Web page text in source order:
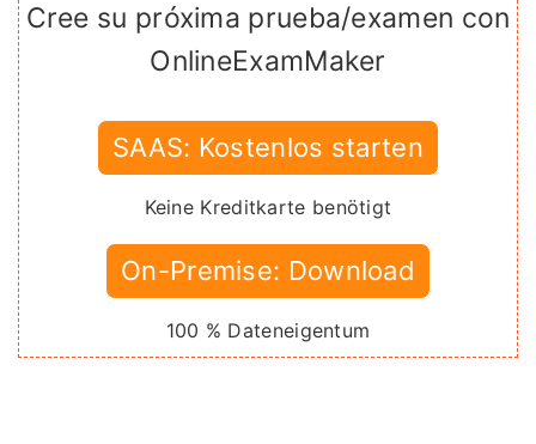
Cree su próxima prueba/examen con
OnlineExamMaker
SAAS: Kostenlos starten
Keine Kreditkarte benötigt
On-Premise: Download
100 % Dateneigentum